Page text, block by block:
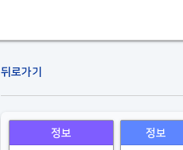
뒤로가기
정보
정보